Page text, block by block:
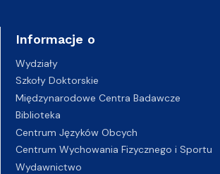
Informacje o
Wydziały
Szkoły Doktorskie
Międzynarodowe Centra Badawcze
Biblioteka
Centrum Języków Obcych
Centrum Wychowania Fizycznego i Sportu
Wydawnictwo